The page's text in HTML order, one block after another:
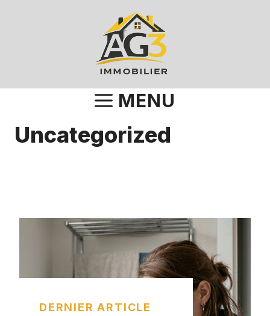
MENU
Uncategorized
DERNIER ARTICLE